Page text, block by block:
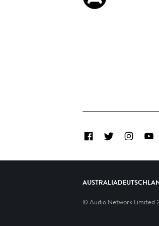
FacebookTwitterInstagram
AUSTRALIA
© Audio Network Limited